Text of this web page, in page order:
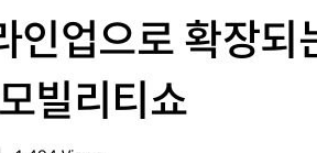
인업으로 확장되
빌리티쇼